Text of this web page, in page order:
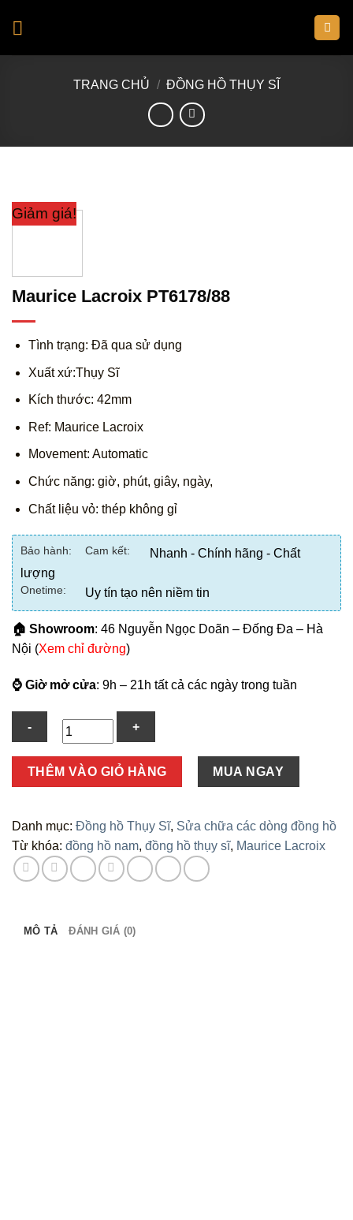
TRANG CHỦ / ĐỒNG HỒ THỤY SĨ
Giảm giá!
Maurice Lacroix PT6178/88
Tình trạng: Đã qua sử dụng
Xuất xứ:Thụy Sĩ
Kích thước: 42mm
Ref: Maurice Lacroix
Movement: Automatic
Chức năng: giờ, phút, giây, ngày,
Chất liệu vỏ: thép không gỉ
Bảo hành: Cam kết:
Nhanh - Chính hãng - Chất
lượng
Onetime: Uy tín tạo nên niềm tin
🏠 Showroom: 46 Nguyễn Ngọc Doãn – Đống Đa – Hà
Nội (Xem chỉ đường)
⌚ Giờ mở cửa: 9h – 21h tất cả các ngày trong tuần
THÊM VÀO GIỎ HÀNG MUA NGAY
Danh mục: Đồng hồ Thụy Sĩ, Sửa chữa các dòng đồng hồ
Từ khóa: đồng hồ nam, đồng hồ thụy sĩ, Maurice Lacroix
MÔ TẢ ĐÁNH GIÁ (0)